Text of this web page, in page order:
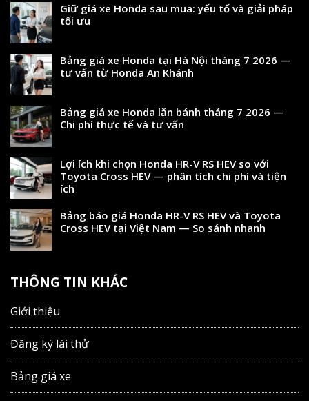
Giữ giá xe Honda sau mua: yếu tố và giải pháp
tối ưu
Bảng giá xe Honda tại Hà Nội tháng 7 2026 —
tư vấn từ Honda An Khánh
Bảng giá xe Honda lăn bánh tháng 7 2026 —
Chi phí thực tế và tư vấn
Lợi ích khi chọn Honda HR-V RS HEV so với
Toyota Cross HEV — phân tích chi phí và tiện
ích
Bảng báo giá Honda HR-V RS HEV và Toyota
Cross HEV tại Việt Nam — So sánh nhanh
THÔNG TIN KHÁC
Giới thiệu
Đăng ký lái thử
Bảng giá xe